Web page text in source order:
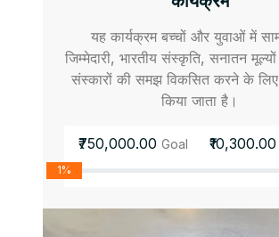
यह कार्यक्रम बच्चों और युवाओं में
जिम्मेदारी, भारतीय संस्कृति, सनातन
संस्कारों की समझ विकसित करने के
किया जाता है।
₹750,000.00 Goal ₹10,300.00
1%